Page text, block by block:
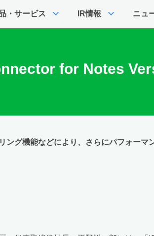
・サービス expand_more IR情報 expand_more ニュ
for Notes
ング機能などにより、さらにパフォーマ